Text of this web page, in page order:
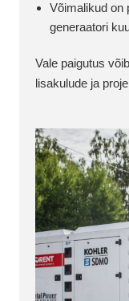
Võimalikud on
generaatori
Vale paigutus
lisakulude ja